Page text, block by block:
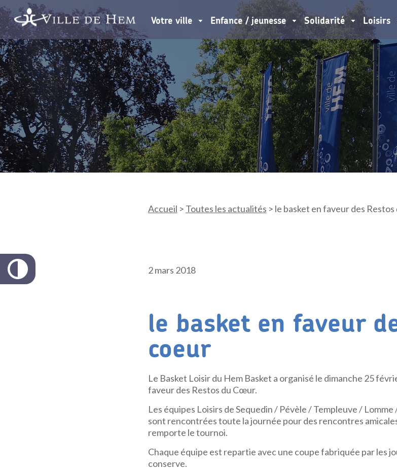
Votre ville Enfance / jeunesse Solidarité Loisirs
Accueil > Toutes les actualités > le basket en faveur des
2 mars 2018
le basket en faveur
coeur
Le Basket Loisir du Hem Basket a organisé le dimanche 25
faveur des Restos du Cœur.
Les équipes Loisirs de Sequedin / Pévèle / Templeuve /
sont rencontrées toute la journée pour des rencontres
remporte le tournoi.
Chaque équipe est repartie avec une coupe fabriquée par les
conserve.